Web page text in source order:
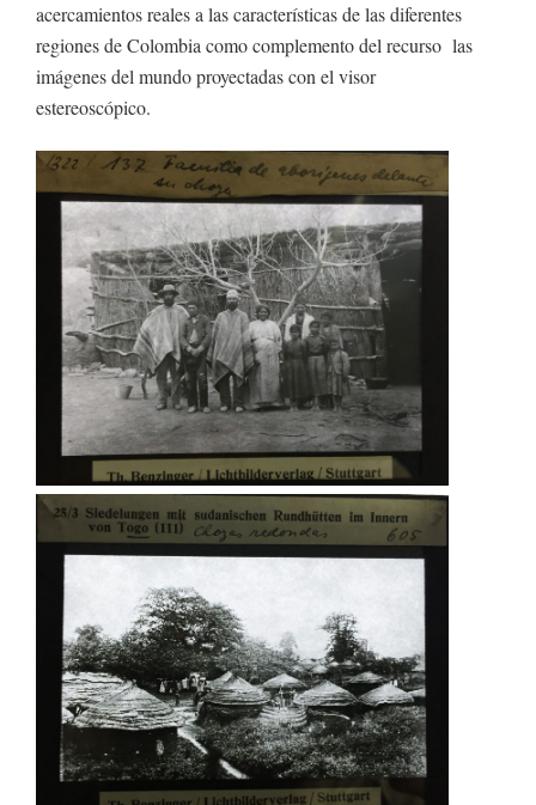
acercamientos reales a las características de las diferentes
regiones de Colombia como complemento del recurso las
imágenes del mundo proyectadas con el visor
estereoscópico.